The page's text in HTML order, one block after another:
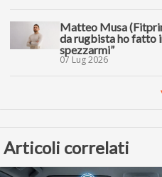
Matteo Musa
da rugbista ho fatto
spezzarmi”
07 Lug 2026
Articoli correlati